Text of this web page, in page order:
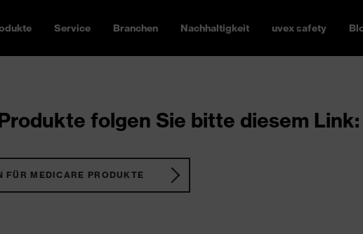
Service Branchen Nachhaltigkeit uvex safety
folgen Sie bitte diesem Link:
FÜR MEDICARE PRODUKTE